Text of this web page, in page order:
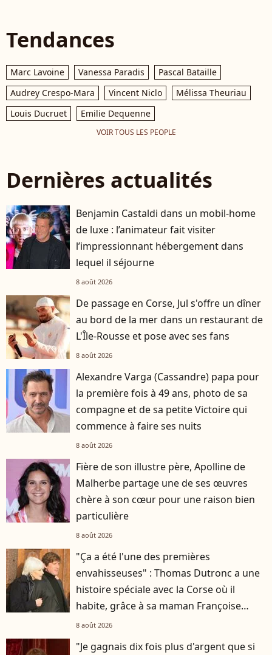
Tendances
Marc Lavoine Vanessa Paradis
Pascal Bataille
Audrey Crespo-Mara
Vincent Niclo
Mélissa Theuriau
Louis Ducruet
Emilie Dequenne
VOIR TOUS LES PEOPLE
Dernières actualités
Benjamin Castaldi dans un mobil-home
de luxe : l’animateur fait visiter
l’impressionnant hébergement dans
lequel il séjourne
8 août 2026
De passage en Corse, Jul s'offre un dîner
au bord de la mer dans un restaurant de
L'Île-Rousse et pose avec ses fans
8 août 2026
Alexandre Varga (Cassandre) papa pour
la première fois à 49 ans, photo de sa
compagne et de sa petite Victoire qui
commence à faire ses nuits
8 août 2026
Fière de son illustre père, Apolline de
Malherbe partage une de ses œuvres
chère à son cœur pour une raison bien
particulière
8 août 2026
"Ça a été l'une des premières
envahisseuses" : Thomas Dutronc a une
histoire spéciale avec la Corse où il
habite, grâce à sa maman Françoise
Hardy
8 août 2026
"Je gagnais dix fois plus d'argent que si